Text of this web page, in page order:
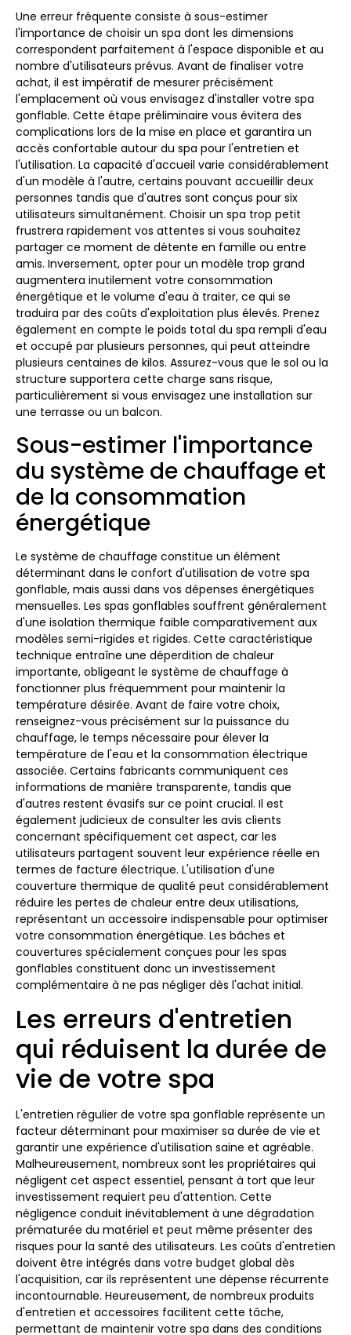
Une erreur fréquente consiste à sous-estimer
l'importance de choisir un spa dont les dimensions
correspondent parfaitement à l'espace disponible et au
nombre d'utilisateurs prévus. Avant de finaliser votre
achat, il est impératif de mesurer précisément
l'emplacement où vous envisagez d'installer votre spa
gonflable. Cette étape préliminaire vous évitera des
complications lors de la mise en place et garantira un
accès confortable autour du spa pour l'entretien et
l'utilisation. La capacité d'accueil varie considérablement
d'un modèle à l'autre, certains pouvant accueillir deux
personnes tandis que d'autres sont conçus pour six
utilisateurs simultanément. Choisir un spa trop petit
frustrera rapidement vos attentes si vous souhaitez
partager ce moment de détente en famille ou entre
amis. Inversement, opter pour un modèle trop grand
augmentera inutilement votre consommation
énergétique et le volume d'eau à traiter, ce qui se
traduira par des coûts d'exploitation plus élevés. Prenez
également en compte le poids total du spa rempli d'eau
et occupé par plusieurs personnes, qui peut atteindre
plusieurs centaines de kilos. Assurez-vous que le sol ou la
structure supportera cette charge sans risque,
particulièrement si vous envisagez une installation sur
une terrasse ou un balcon.
Sous-estimer l'importance
du système de chauffage et
de la consommation
énergétique
Le système de chauffage constitue un élément
déterminant dans le confort d'utilisation de votre spa
gonflable, mais aussi dans vos dépenses énergétiques
mensuelles. Les spas gonflables souffrent généralement
d'une isolation thermique faible comparativement aux
modèles semi-rigides et rigides. Cette caractéristique
technique entraîne une déperdition de chaleur
importante, obligeant le système de chauffage à
fonctionner plus fréquemment pour maintenir la
température désirée. Avant de faire votre choix,
renseignez-vous précisément sur la puissance du
chauffage, le temps nécessaire pour élever la
température de l'eau et la consommation électrique
associée. Certains fabricants communiquent ces
informations de manière transparente, tandis que
d'autres restent évasifs sur ce point crucial. Il est
également judicieux de consulter les avis clients
concernant spécifiquement cet aspect, car les
utilisateurs partagent souvent leur expérience réelle en
termes de facture électrique. L'utilisation d'une
couverture thermique de qualité peut considérablement
réduire les pertes de chaleur entre deux utilisations,
représentant un accessoire indispensable pour optimiser
votre consommation énergétique. Les bâches et
couvertures spécialement conçues pour les spas
gonflables constituent donc un investissement
complémentaire à ne pas négliger dès l'achat initial.
Les erreurs d'entretien
qui réduisent la durée de
vie de votre spa
L'entretien régulier de votre spa gonflable représente un
facteur déterminant pour maximiser sa durée de vie et
garantir une expérience d'utilisation saine et agréable.
Malheureusement, nombreux sont les propriétaires qui
négligent cet aspect essentiel, pensant à tort que leur
investissement requiert peu d'attention. Cette
négligence conduit inévitablement à une dégradation
prématurée du matériel et peut même présenter des
risques pour la santé des utilisateurs. Les coûts d'entretien
doivent être intégrés dans votre budget global dès
l'acquisition, car ils représentent une dépense récurrente
incontournable. Heureusement, de nombreux produits
d'entretien et accessoires facilitent cette tâche,
permettant de maintenir votre spa dans des conditions